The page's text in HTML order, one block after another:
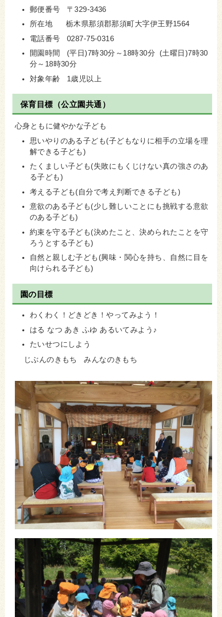
郵便番号 〒329-3436
所在地 栃木県那須郡那須町大字伊王野1564
電話番号 0287-75-0316
開園時間 (平日)7時30分～18時30分 (土曜日)7時30
分～18時30分
対象年齢 1歳児以上
保育目標（公立園共通）
心身ともに健やかな子ども
思いやりのある子ども(子どもなりに相手の立場を理
解できる子ども)
たくましい子ども(失敗にもくじけない真の強さのあ
る子ども)
考える子ども(自分で考え判断できる子ども)
意欲のある子ども(少し難しいことにも挑戦する意欲
のある子ども)
約束を守る子ども(決めたこと、決められたことを守
ろうとする子ども)
自然と親しむ子ども(興味・関心を持ち、自然に目を
向けられる子ども)
園の目標
わくわく！どきどき！やってみよう！
はる なつ あき ふゆ あるいてみよう♪
たいせつにしよう
じぶんのきもち みんなのきもち